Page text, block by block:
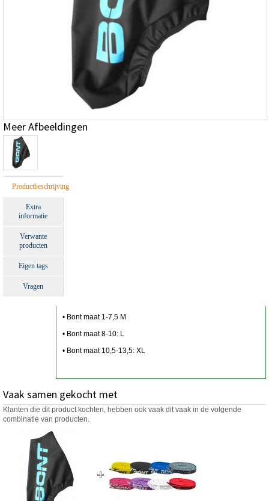
Meer Afbeeldingen
Productbeschrijving
Extra
informatie
Verwante
producten
Eigen tags
Vragen
• Bont maat 1-7,5 M
• Bont maat 8-10: L
• Bont maat 10,5-13,5: XL
Vaak samen gekocht met
Klanten die dit product kochten, hebben ook vaak dit vaak in de volgende
combinatie van producten.